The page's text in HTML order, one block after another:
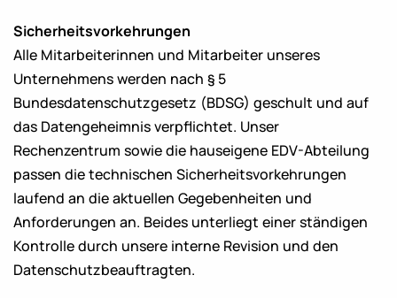
Sicherheitsvorkehrungen
Alle Mitarbeiterinnen und Mitarbeiter unseres
Unternehmens werden nach § 5
Bundesdatenschutzgesetz (BDSG) geschult und auf
das Datengeheimnis verpflichtet. Unser
Rechenzentrum sowie die hauseigene EDV-Abteilung
passen die technischen Sicherheitsvorkehrungen
laufend an die aktuellen Gegebenheiten und
Anforderungen an. Beides unterliegt einer ständigen
Kontrolle durch unsere interne Revision und den
Datenschutzbeauftragten.